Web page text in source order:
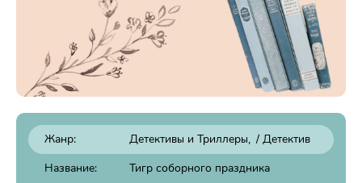
Жанр: Детективы и Триллеры / Детектив
Название:
Тигр соборного праздника